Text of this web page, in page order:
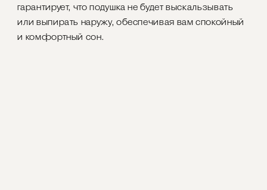
гарантирует, что подушка не будет выскальзывать
или выпирать наружу, обеспечивая вам спокойный
и комфортный сон.